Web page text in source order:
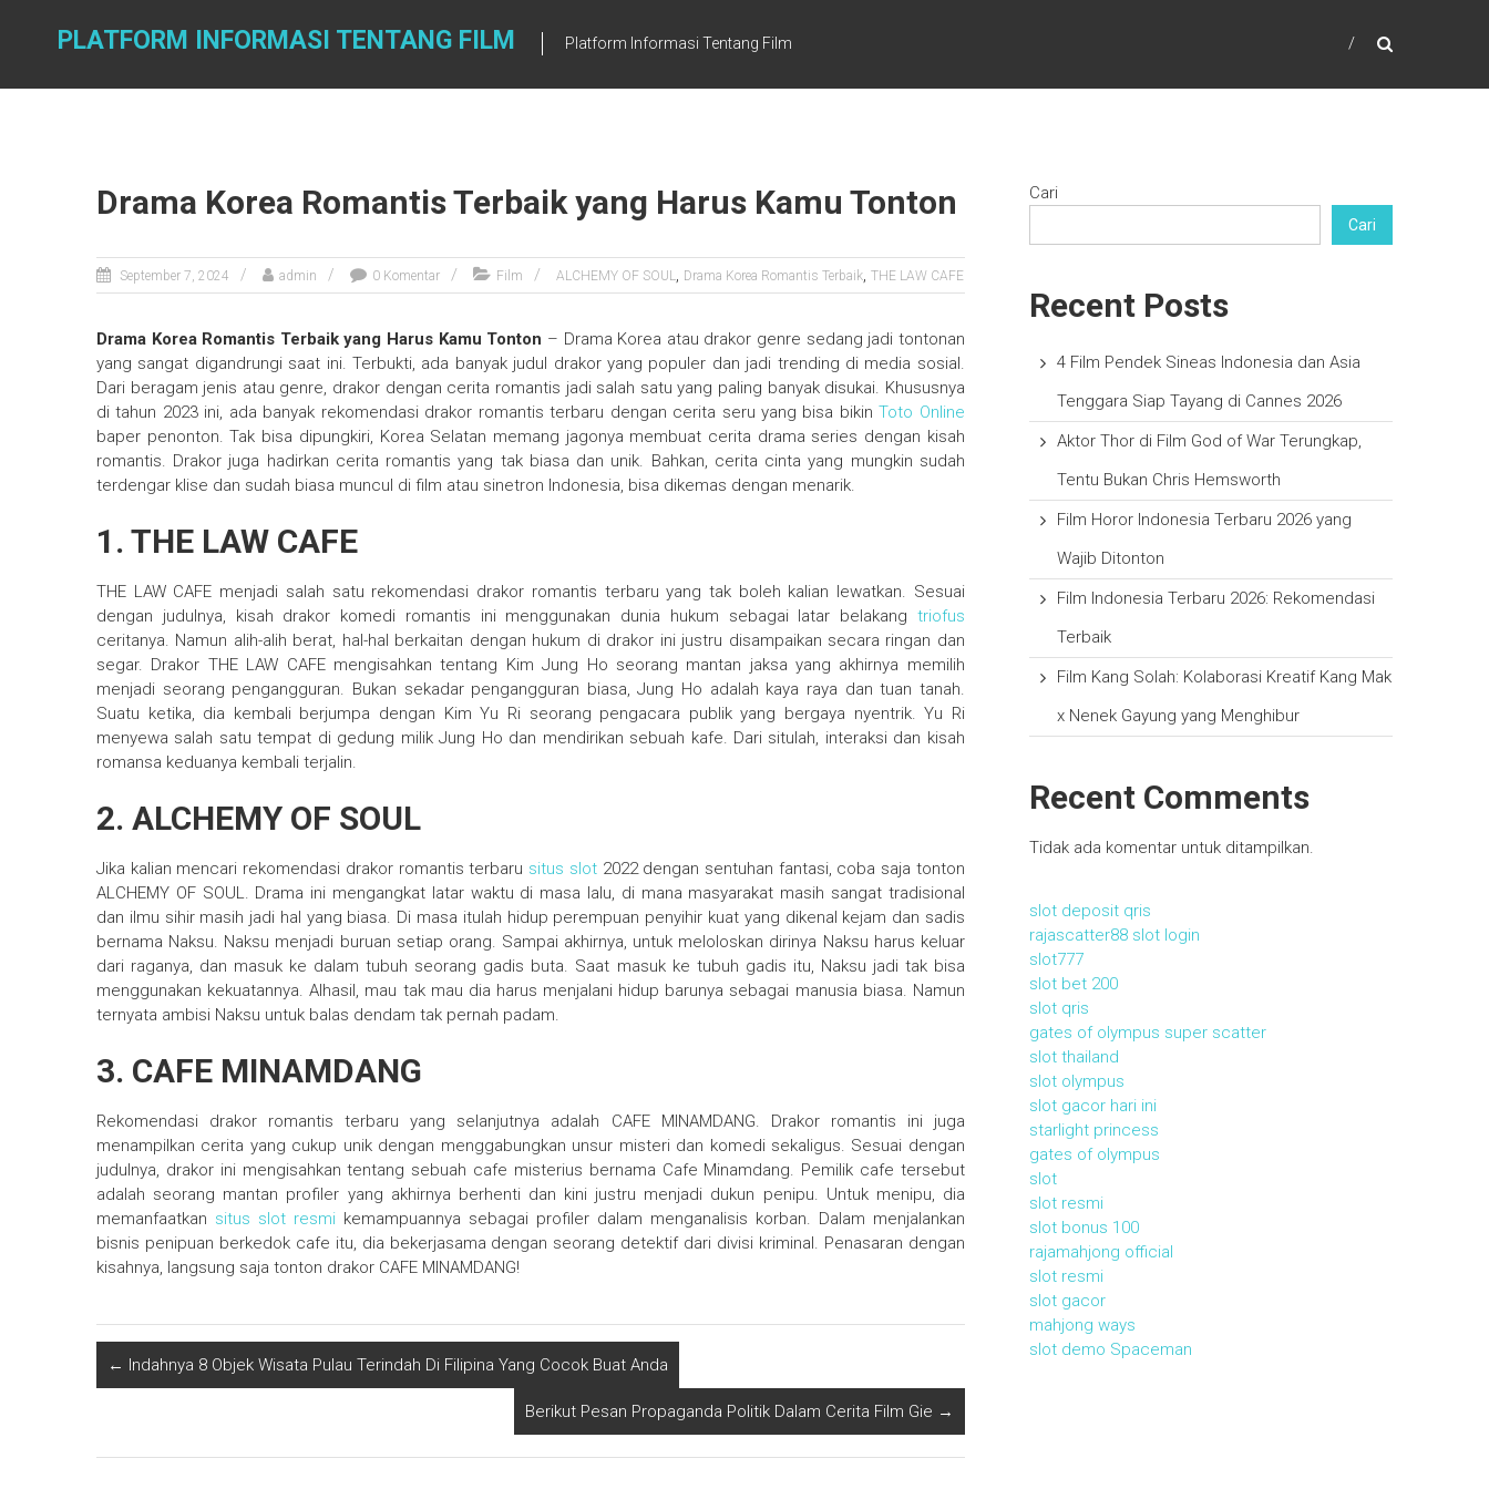
PLATFORM INFORMASI TENTANG FILM Platform Informasi Tentang Film
Drama Korea Romantis Terbaik yang Harus Kamu Tonton
September 7, 2024 admin 0 Komentar Film ALCHEMY OF SOUL, Drama Korea Romantis Terbaik, THE LAW CAFE
Drama Korea Romantis Terbaik yang Harus Kamu Tonton – Drama Korea atau drakor genre sedang jadi tontonan
yang sangat digandrungi saat ini. Terbukti, ada banyak judul drakor yang populer dan jadi trending di media sosial.
Dari beragam jenis atau genre, drakor dengan cerita romantis jadi salah satu yang paling banyak disukai. Khususnya
di tahun 2023 ini, ada banyak rekomendasi drakor romantis terbaru dengan cerita seru yang bisa bikinToto Online
baper penonton. Tak bisa dipungkiri, Korea Selatan memang jagonya membuat cerita drama series dengan kisah
romantis. Drakor juga hadirkan cerita romantis yang tak biasa dan unik. Bahkan, cerita cinta yang mungkin sudah
terdengar klise dan sudah biasa muncul di film atau sinetron Indonesia, bisa dikemas dengan menarik.
1. THE LAW CAFE
THE LAW CAFE menjadi salah satu rekomendasi drakor romantis terbaru yang tak boleh kalian lewatkan. Sesuai
dengan judulnya, kisah drakor komedi romantis ini menggunakan dunia hukum sebagai latar belakang triofus
ceritanya. Namun alih-alih berat, hal-hal berkaitan dengan hukum di drakor ini justru disampaikan secara ringan dan
segar. Drakor THE LAW CAFE mengisahkan tentang Kim Jung Ho seorang mantan jaksa yang akhirnya memilih
menjadi seorang pengangguran. Bukan sekadar pengangguran biasa, Jung Ho adalah kaya raya dan tuan tanah.
Suatu ketika, dia kembali berjumpa dengan Kim Yu Ri seorang pengacara publik yang bergaya nyentrik. Yu Ri
menyewa salah satu tempat di gedung milik Jung Ho dan mendirikan sebuah kafe. Dari situlah, interaksi dan kisah
romansa keduanya kembali terjalin.
2. ALCHEMY OF SOUL
Jika kalian mencari rekomendasi drakor romantis terbaru situs slot2022 dengan sentuhan fantasi, coba saja tonton
ALCHEMY OF SOUL. Drama ini mengangkat latar waktu di masa lalu, di mana masyarakat masih sangat tradisional
dan ilmu sihir masih jadi hal yang biasa. Di masa itulah hidup perempuan penyihir kuat yang dikenal kejam dan sadis
bernama Naksu. Naksu menjadi buruan setiap orang. Sampai akhirnya, untuk meloloskan dirinya Naksu harus keluar
dari raganya, dan masuk ke dalam tubuh seorang gadis buta. Saat masuk ke tubuh gadis itu, Naksu jadi tak bisa
menggunakan kekuatannya. Alhasil, mau tak mau dia harus menjalani hidup barunya sebagai manusia biasa. Namun
ternyata ambisi Naksu untuk balas dendam tak pernah padam.
3. CAFE MINAMDANG
Rekomendasi drakor romantis terbaru yang selanjutnya adalah CAFE MINAMDANG. Drakor romantis ini juga
menampilkan cerita yang cukup unik dengan menggabungkan unsur misteri dan komedi sekaligus. Sesuai dengan
judulnya, drakor ini mengisahkan tentang sebuah cafe misterius bernama Cafe Minamdang. Pemilik cafe tersebut
adalah seorang mantan profiler yang akhirnya berhenti dan kini justru menjadi dukun penipu. Untuk menipu, dia
memanfaatkan situs slot resmikemampuannya sebagai profiler dalam menganalisis korban. Dalam menjalankan
bisnis penipuan berkedok cafe itu, dia bekerjasama dengan seorang detektif dari divisi kriminal. Penasaran dengan
kisahnya, langsung saja tonton drakor CAFE MINAMDANG!
← Indahnya 8 Objek Wisata Pulau Terindah Di Filipina Yang Cocok Buat Anda
Berikut Pesan Propaganda Politik Dalam Cerita Film Gie →
Cari
Cari
Recent Posts
4 Film Pendek Sineas Indonesia dan Asia
Tenggara Siap Tayang di Cannes 2026
Aktor Thor di Film God of War Terungkap,
Tentu Bukan Chris Hemsworth
Film Horor Indonesia Terbaru 2026 yang
Wajib Ditonton
Film Indonesia Terbaru 2026: Rekomendasi
Terbaik
Film Kang Solah: Kolaborasi Kreatif Kang Mak
x Nenek Gayung yang Menghibur
Recent Comments
Tidak ada komentar untuk ditampilkan.
slot deposit qris
rajascatter88 slot login
slot777
slot bet 200
slot qris
gates of olympus super scatter
slot thailand
slot olympus
slot gacor hari ini
starlight princess
gates of olympus
slot
slot resmi
slot bonus 100
rajamahjong official
slot resmi
slot gacor
mahjong ways
slot demo Spaceman